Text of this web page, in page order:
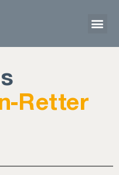
Retter